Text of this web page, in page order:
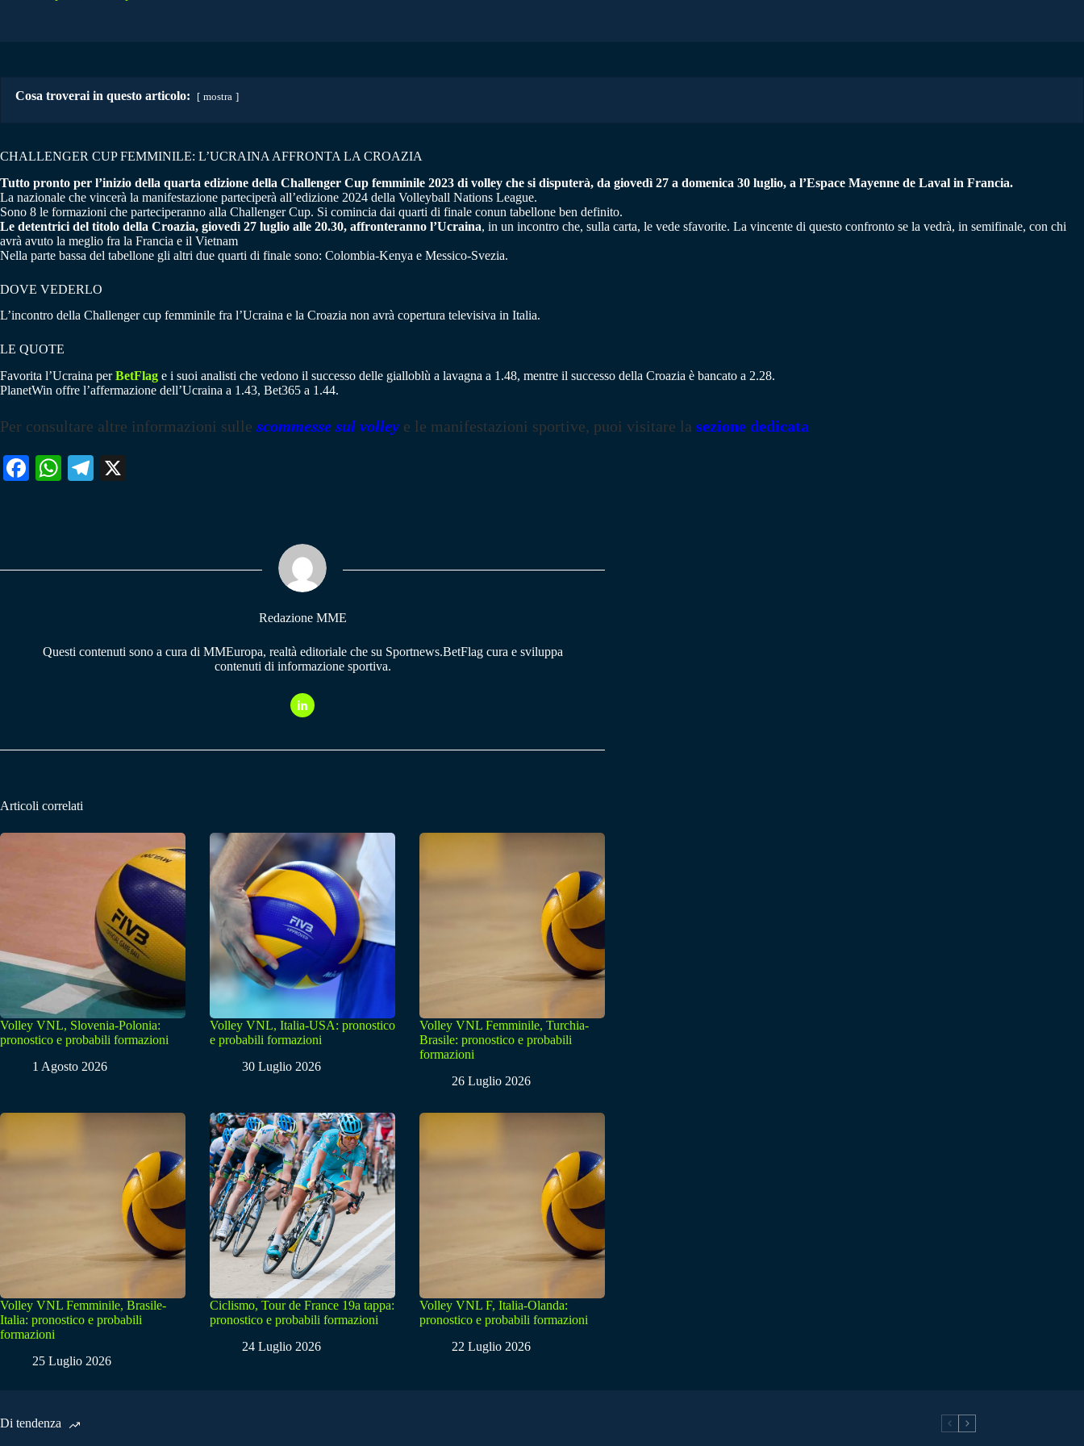
Cosa troverai in questo articolo: mostra
CHALLENGER CUP FEMMINILE: L’UCRAINA AFFRONTA LA CROAZIA
Tutto pronto per l’inizio della quarta edizione della Challenger Cup femminile 2023 di volley che si disputerà, da giovedì 27 a domenica 30 luglio, a l’Espace Mayenne de Laval in Francia.
La nazionale che vincerà la manifestazione parteciperà all’edizione 2024 della Volleyball Nations League.
Sono 8 le formazioni che parteciperanno alla Challenger Cup. Si comincia dai quarti di finale conun tabellone ben definito.
Le detentrici del titolo della Croazia, giovedì 27 luglio alle 20.30, affronteranno l’Ucraina, in un incontro che, sulla carta, le vede sfavorite. La vincente di questo confronto se la vedrà, in semifinale, con chi
avrà avuto la meglio fra la Francia e il Vietnam
Nella parte bassa del tabellone gli altri due quarti di finale sono: Colombia-Kenya e Messico-Svezia.
DOVE VEDERLO
L’incontro della Challenger cup femminile fra l’Ucraina e la Croazia non avrà copertura televisiva in Italia.
LE QUOTE
Favorita l’Ucraina perBetFlag e i suoi analisti che vedono il successo delle gialloblù a lavagna a 1.48, mentre il successo della Croazia è bancato a 2.28.
PlanetWin offre l’affermazione dell’Ucraina a 1.43, Bet365 a 1.44.
Per consultare altre informazioni sulle scommesse sul volley e le manifestazioni sportive, puoi visitare la sezione dedicata
Fa W
pp
Te
m
Redazione MME
Questi contenuti sono a cura di MMEuropa, realtà editoriale che su Sportnews.BetFlag cura e sviluppa
contenuti di informazione sportiva.
Articoli correlati
Volley VNL, Slovenia-Polonia:
pronostico e probabili formazioni
1 Agosto 2026
Volley VNL, Italia-USA: pronostico
e probabili formazioni
30 Luglio 2026
Volley VNL Femminile, Turchia-
Brasile: pronostico e probabili
formazioni
26 Luglio 2026
Volley VNL Femminile, Brasile-
Italia: pronostico e probabili
formazioni
25 Luglio 2026
Ciclismo, Tour de France 19a tappa:
pronostico e probabili formazioni
24 Luglio 2026
Volley VNL F, Italia-Olanda:
pronostico e probabili formazioni
22 Luglio 2026
Di tendenza